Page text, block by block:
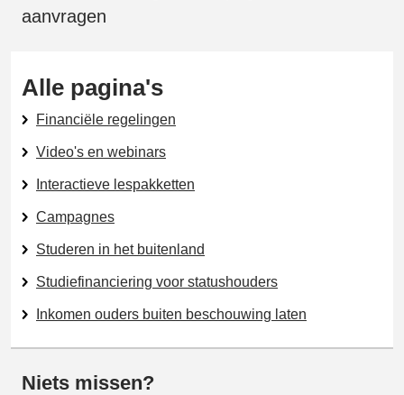
aanvragen
Alle pagina's
Financiële regelingen
Video's en webinars
Interactieve lespakketten
Campagnes
Studeren in het buitenland
Studiefinanciering voor statushouders
Inkomen ouders buiten beschouwing laten
Niets missen?